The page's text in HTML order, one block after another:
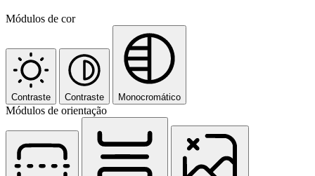
Módulos de cor
Contraste Contraste Monocromático
Módulos de orientação